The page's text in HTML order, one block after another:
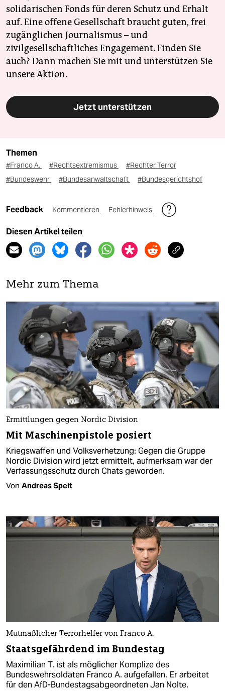
solidarischen Fonds für deren Schutz und Erhalt
auf. Eine offene Gesellschaft braucht guten, frei
zugänglichen Journalismus – und
zivilgesellschaftliches Engagement. Finden Sie
auch? Dann machen Sie mit und unterstützen Sie
unsere Aktion.
Jetzt unterstützen
Themen
#Franco A. #Rechtsextremismus
#Rechter Terror
#Bundeswehr
#Bundesanwaltschaft #Bundesgerichtshof
Feedback Kommentieren Fehlerhinweis
Diesen Artikel teilen
Mehr zum Thema
Ermittlungen gegen Nordic Division
Mit Maschinenpistole posiert
Kriegswaffen und Volksverhetzung: Gegen die Gruppe
Nordic Division wird jetzt ermittelt, aufmerksam war der
Verfassungsschutz durch Chats geworden.
Von Andreas Speit
Mutmaßlicher Terrorhelfer von Franco A.
Staatsgefährdend im Bundestag
Maximilian T. ist als möglicher Komplize des
Bundeswehrsoldaten Franco A. aufgefallen. Er arbeitet
für den AfD-Bundestagsabgeordneten Jan Nolte.